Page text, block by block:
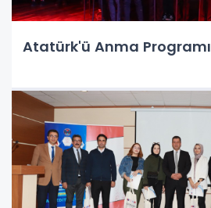
Atatürk'ü Anma Programı